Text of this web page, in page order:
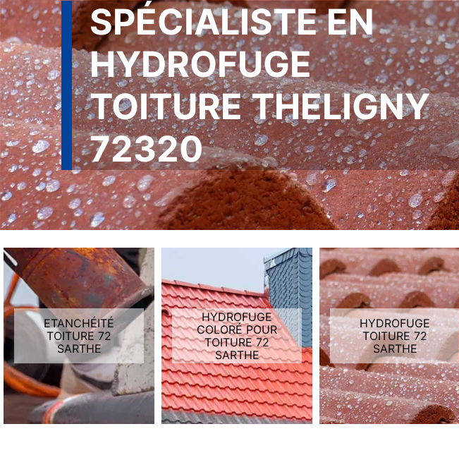
SPÉCIALISTE EN
HYDROFUGE
TOITURE THELIGNY
72320
ETANCHÉITÉ
TOITURE 72
SARTHE
HYDROFUGE
COLORÉ POUR
TOITURE 72
SARTHE
HYDROFUGE
TOITURE 72
SARTHE